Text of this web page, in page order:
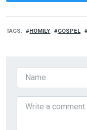
TAGS HOMILY GOSPEL